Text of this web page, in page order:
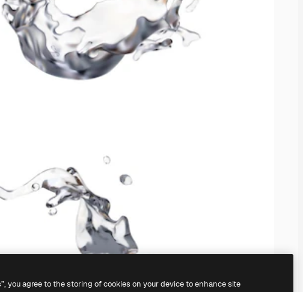
you agree to the storing of cookies on your device to enhance site